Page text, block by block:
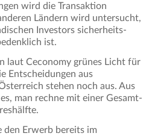
wird die Transaktion
Ländern wird untersucht,
Investors sicherheits-
ist.
laut Ceconomy grünes Licht für
Entscheidungen aus
stehen noch aus. Aus
man rechne mit einer Gesamt-
den Erwerb bereits im